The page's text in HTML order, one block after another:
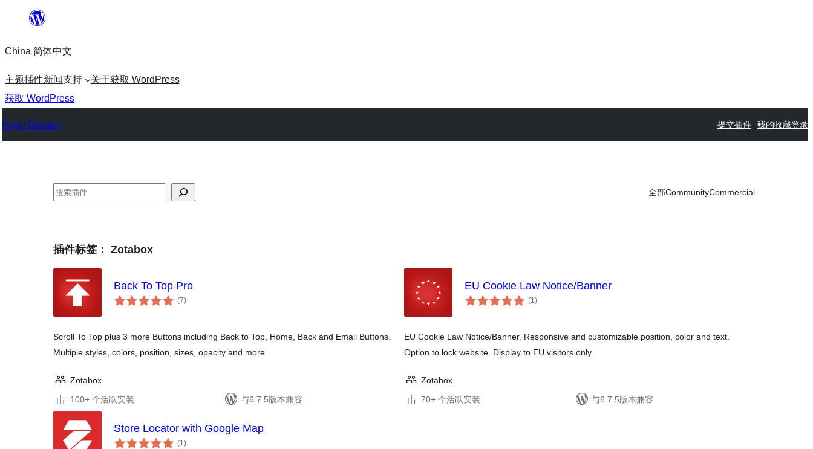
内
容
China 简体中文
主题插件新闻支持 关于获取 WordPress
获取 WordPress
Plugin Directory 提交插件 我的收藏登录
搜
全部CommunityCommercial
插件标签： Zotabox
Back To Top Pro
(7总
评)
Scroll To Top plus 3 more Buttons including Back to Top, Home, Back and Email Buttons.
Multiple styles, colors, position, sizes, opacity and more
Zotabox
100+ 个活跃安装
与6.7.5版本兼容
EU Cookie Law Notice/Banner
(1总
评)
EU Cookie Law Notice/Banner. Responsive and customizable position, color and text.
Option to lock website. Display to EU visitors only.
Zotabox
70+ 个活跃安装
与6.7.5版本兼容
Store Locator with Google Map
(1总
评)